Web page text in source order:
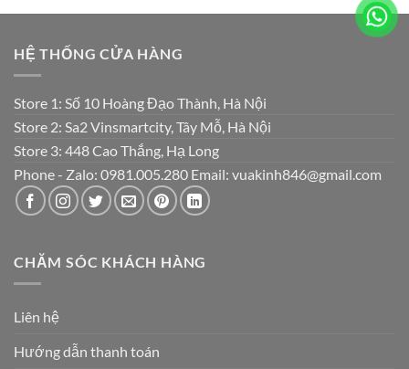
HỆ THỐNG CỬA HÀNG
Store 1: Số 10 Hoàng Đạo Thành, Hà Nội
Store 2: Sa2 Vinsmartcity, Tây Mỗ, Hà Nội
Store 3: 448 Cao Thắng, Hạ Long
Phone - Zalo: 0981.005.280 Email: vuakinh846@gmail.com
CHĂM SÓC KHÁCH HÀNG
Liên hệ
Hướng dẫn thanh toán